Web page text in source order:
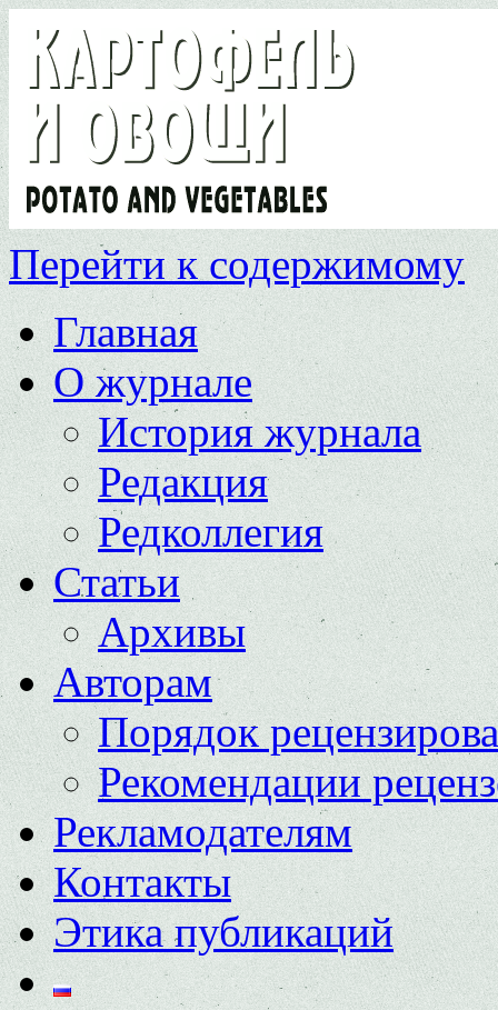
Перейти к содержимому
Главная
О журнале
История журнала
Редакция
Редколлегия
Статьи
Архивы
Авторам
Порядок
Рекомендации
Рекламодателям
Контакты
Этика публикаций